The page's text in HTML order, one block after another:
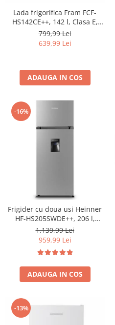
Lada frigorifica Fram FCF-
HS142CE++, 142 l, Clasa E,
Convertibil
Frigider/Congelator, Control
electronic, Display digital, Alb
799,99 Lei
639,99 Lei
ADAUGA IN COS
-16%
Frigider cu doua usi Heinner
HF-HS205SWDE++, 206 l,
Dozator de apa, Iluminare
LED, H 143.4 cm, Clasa E,
Argintiu
1.139,99 Lei
959,99 Lei
ADAUGA IN COS
-13%